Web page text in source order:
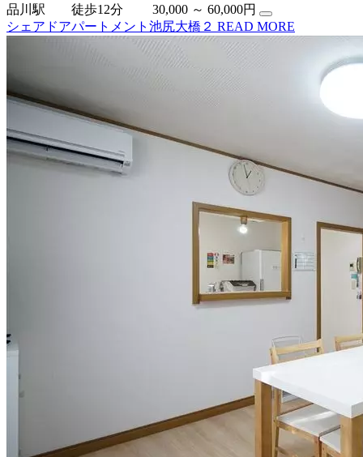
品川駅 徒歩12分
30,000 ～ 60,000円
シェアドアパートメント池尻大橋２ READ MORE